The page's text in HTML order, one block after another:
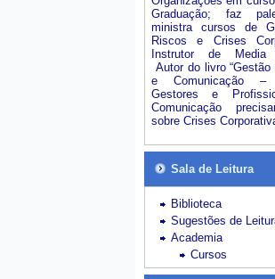
Graduação; faz
ministra cursos de
Riscos e Crises
Instrutor de Media
Autor do livro “Gestão
e Comunicação
Gestores e
Comunicação
sobre Crises
Sala de Leitura
Biblioteca
Sugestões de
Academia
Cursos